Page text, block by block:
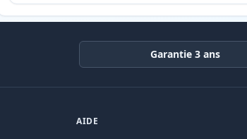
Garantie 3 ans
AIDE